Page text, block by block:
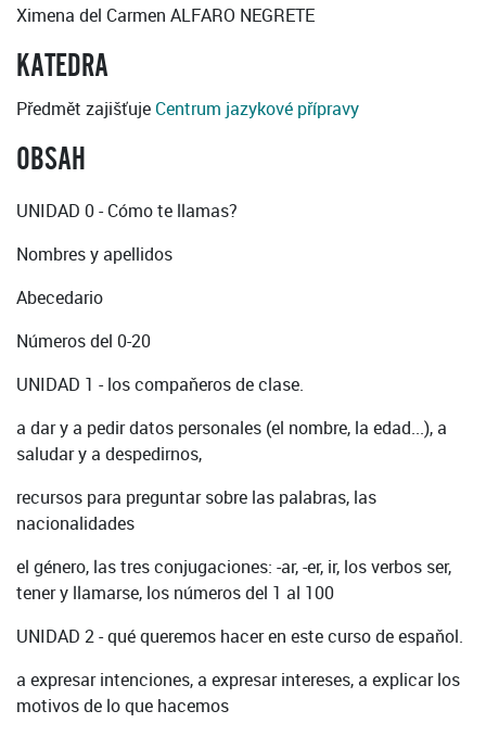
Ximena del Carmen ALFARO NEGRETE
KATEDRA
Předmět zajišťuje Centrum jazykové přípravy
OBSAH
UNIDAD 0 - Cómo te llamas?
Nombres y apellidos
Abecedario
Números del 0-20
UNIDAD 1 - los compaňeros de clase.
a dar y a pedir datos personales (el nombre, la edad...), a
saludar y a despedirnos,
recursos para preguntar sobre las palabras, las
nacionalidades
el género, las tres conjugaciones: -ar, -er, ir, los verbos ser,
tener y llamarse, los números del 1 al 100
UNIDAD 2 - qué queremos hacer en este curso de espaňol.
a expresar intenciones, a expresar intereses, a explicar los
motivos de lo que hacemos